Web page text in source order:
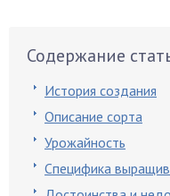
Содержание
История создания
Описание сорта
Урожайность
Специфика